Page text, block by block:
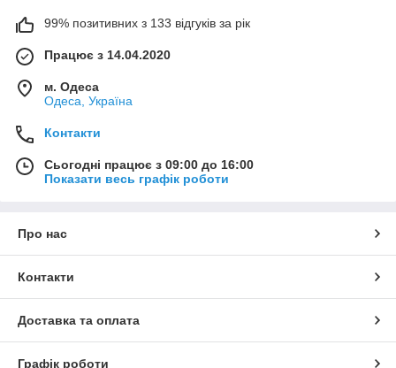
99% позитивних з 133 відгуків за рік
Працює з 14.04.2020
м. Одеса
Одеса, Україна
Контакти
Сьогодні працює з 09:00 до 16:00
Показати весь графік роботи
Про нас
Контакти
Доставка та оплата
Графік роботи